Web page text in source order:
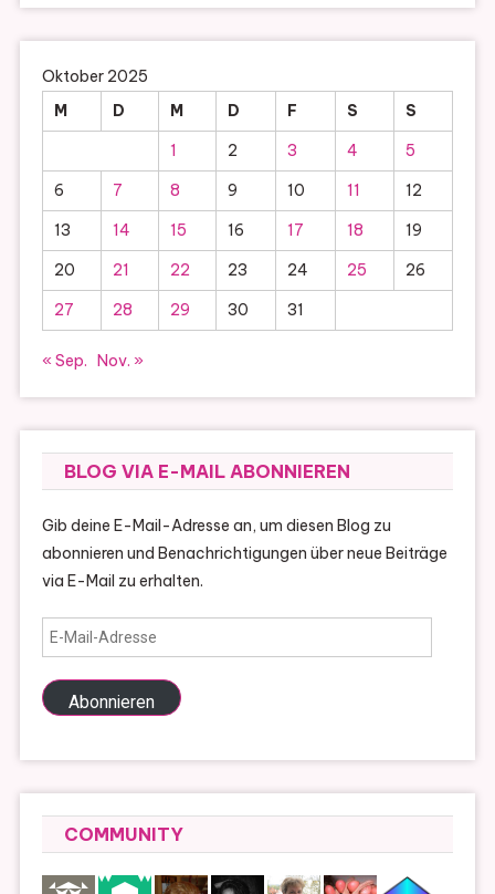
Oktober 2025
M
D M D F S
S
1
2 3 4
5
6
7 8 9 10 11
12
13
14 15 16 17 18
19
20
21 22 23 24 25
26
27
28 29 30 31
« Sep. Nov. »
BLOG VIA E-MAIL ABONNIEREN
Gib deine E-Mail-Adresse an, um diesen Blog zu
abonnieren und Benachrichtigungen über neue Beiträge
via E-Mail zu erhalten.
E-
Mail-
Adresse
Abonnieren
COMMUNITY